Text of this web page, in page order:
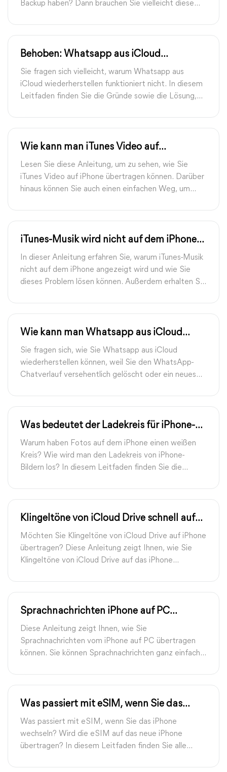
Backup haben? Dann brauchen Sie vielleicht diese
Behoben: Whatsapp aus iCloud
wiederherstellen funktioniert nicht
Sie fragen sich vielleicht, warum Whatsapp aus
iCloud wiederherstellen funktioniert nicht. In diesem
Leitfaden finden Sie die Gründe sowie die Lösung,
Wie kann man iTunes Video auf
iPhone/iPad übertragen
Lesen Sie diese Anleitung, um zu sehen, wie Sie
iTunes Video auf iPhone übertragen können. Darüber
hinaus können Sie auch einen einfachen Weg, um
iTunes-Musik wird nicht auf dem iPhone
angezeigt | FoneTool
In dieser Anleitung erfahren Sie, warum iTunes-Musik
nicht auf dem iPhone angezeigt wird und wie Sie
dieses Problem lösen können. Außerdem erhalten Sie
Wie kann man Whatsapp aus iCloud
wiederherstellen?
Sie fragen sich, wie Sie Whatsapp aus iCloud
wiederherstellen können, weil Sie den WhatsApp-
Chatverlauf versehentlich gelöscht oder ein neues
Was bedeutet der Ladekreis für iPhone-
Bilder?
Warum haben Fotos auf dem iPhone einen weißen
Kreis? Wie wird man den Ladekreis von iPhone-
Bildern los? In diesem Leitfaden finden Sie die
Klingeltöne von iCloud Drive schnell auf
iPhone übertragen
Möchten Sie Klingeltöne von iCloud Drive auf iPhone
übertragen? Diese Anleitung zeigt Ihnen, wie Sie
Klingeltöne von iCloud Drive auf das iPhone
Sprachnachrichten iPhone auf PC
übertragen - Kostenlos
Diese Anleitung zeigt Ihnen, wie Sie
Sprachnachrichten vom iPhone auf PC übertragen
können. Sie können Sprachnachrichten ganz einfach
Was passiert mit eSIM, wenn Sie das
iPhone wechseln?
Was passiert mit eSIM, wenn Sie das iPhone
wechseln? Wird die eSIM auf das neue iPhone
übertragen? In diesem Leitfaden finden Sie alle